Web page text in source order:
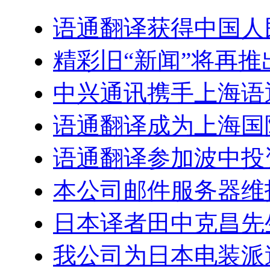
语通翻译获得中国
精彩旧“新闻”将再推
中兴通讯携手上海
语通翻译成为上海
语通翻译参加波中
本公司邮件服务器
日本译者田中克昌
我公司为日本电装